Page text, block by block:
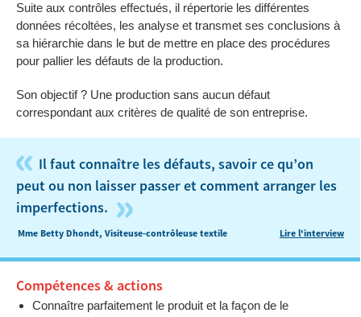
Suite aux contrôles effectués, il répertorie les différentes
données récoltées, les analyse et transmet ses conclusions à
sa hiérarchie dans le but de mettre en place des procédures
pour pallier les défauts de la production.
Son objectif ? Une production sans aucun défaut
correspondant aux critères de qualité de son entreprise.
« Il faut connaître les défauts, savoir ce qu’on
peut ou non laisser passer et comment arranger les
imperfections. »
Mme Betty Dhondt, Visiteuse-contrôleuse textile Lire l'interview
Compétences & actions
Connaître parfaitement le produit et la façon de le